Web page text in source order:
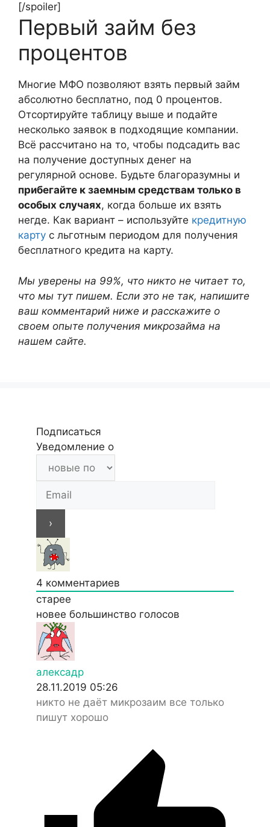
[/spoiler]
Первый займ без
процентов
Многие МФО позволяют взять первый займ
абсолютно бесплатно, под 0 процентов.
Отсортируйте таблицу выше и подайте
несколько заявок в подходящие компании.
Всё рассчитано на то, чтобы подсадить вас
на получение доступных денег на
регулярной основе. Будьте благоразумны и
прибегайте к заемным средствам только в
особых случаях, когда больше их взять
негде. Как вариант – используйте кредитную
карту с льготным периодом для получения
бесплатного кредита на карту.
Мы уверены на 99%, что никто не читает то,
что мы тут пишем. Если это не так, напишите
ваш комментарий ниже и расскажите о
своем опыте получения микрозайма на
нашем сайте.
Подписаться
Уведомление о
4 комментариев
старее
новее большинство голосов
алексадр
28.11.2019 05:26
никто не даёт микрозаим все только
пишут хорошо